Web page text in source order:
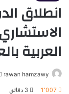
انطلاق
العربية
rawan hamzawy
1٬007